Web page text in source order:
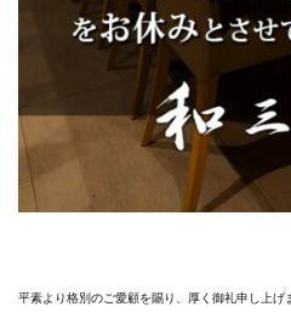
平素より格別のご愛顧を賜り、厚く御礼申し上げ